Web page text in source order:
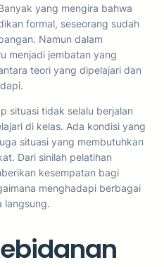
yang mengira bahwa
formal, seseorang sudah
Namun dalam
menjadi jembatan yang
teori yang dipelajari dan
situasi tidak selalu berjalan
di kelas. Ada kondisi yang
situasi yang membutuhkan
Dari sinilah pelatihan
kesempatan bagi
menghadapi berbagai
langsung.